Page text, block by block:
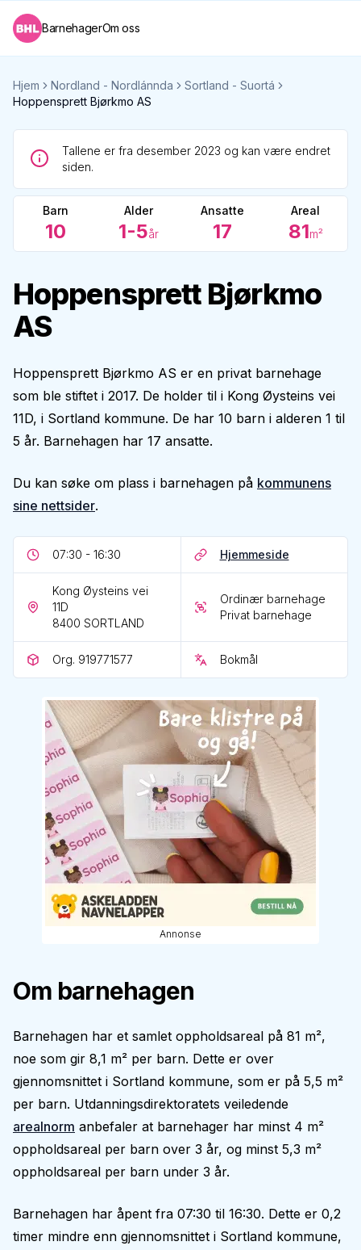
BarnehagerOm oss
Hjem Nordland - Nordlánnda
Sortland - Suortá
Hoppensprett Bjørkmo AS
Tallene er fra desember 2023 og kan være endret
siden.
Barn
10
Alder
1-5år
Ansatte
17
Areal
81m²
Hoppensprett Bjørkmo
AS
Hoppensprett Bjørkmo AS er en privat barnehage
som ble stiftet i 2017. De holder til i Kong Øysteins vei
11D, i Sortland kommune. De har 10 barn i alderen 1 til
5 år. Barnehagen har 17 ansatte.
Du kan søke om plass i barnehagen på kommunens
sine nettsider.
07:30 - 16:30 Hjemmeside
Kong Øysteins vei
11D
8400 SORTLAND
Ordinær barnehage
Privat barnehage
Org. 919771577 Bokmål
Annonse
Om barnehagen
Barnehagen har et samlet oppholdsareal på 81 m²,
noe som gir 8,1 m² per barn. Dette er over
gjennomsnittet i Sortland kommune, som er på 5,5 m²
per barn. Utdanningsdirektoratets veiledende
arealnorm anbefaler at barnehager har minst 4 m²
oppholdsareal per barn over 3 år, og minst 5,3 m²
oppholdsareal per barn under 3 år.
Barnehagen har åpent fra 07:30 til 16:30. Dette er 0,2
timer mindre enn gjennomsnittet i Sortland kommune,